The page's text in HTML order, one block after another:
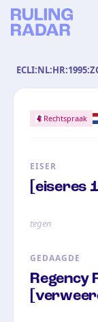
Rechtspraak
EISER
[eiseres
tegen
GEDAAGDE
Regency